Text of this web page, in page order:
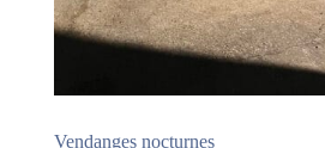
Vendanges nocturnes